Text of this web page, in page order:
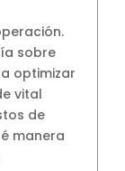
sobre
optimizar
vital
de
manera